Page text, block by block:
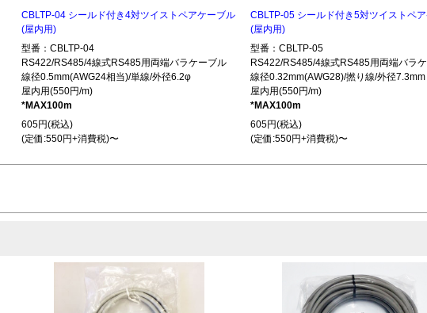
CBLTP-04 シールド付き4対ツイストペアケーブル
(屋内用)
型番：CBLTP-04
RS422/RS485/4線式RS485用両端バラケーブル
線径0.5mm(AWG24相当)/単線/外径6.2φ
屋内用(550円/m)
*MAX100m
605円(税込)
(定価:550円+消費税)〜
CBLTP-05 シールド付き5対ツイストペ
(屋内用)
型番：CBLTP-05
RS422/RS485/4線式RS485用両端バラ
線径0.32mm(AWG28)/撚り線/外径7.3mm
屋内用(550円/m)
*MAX100m
605円(税込)
(定価:550円+消費税)〜